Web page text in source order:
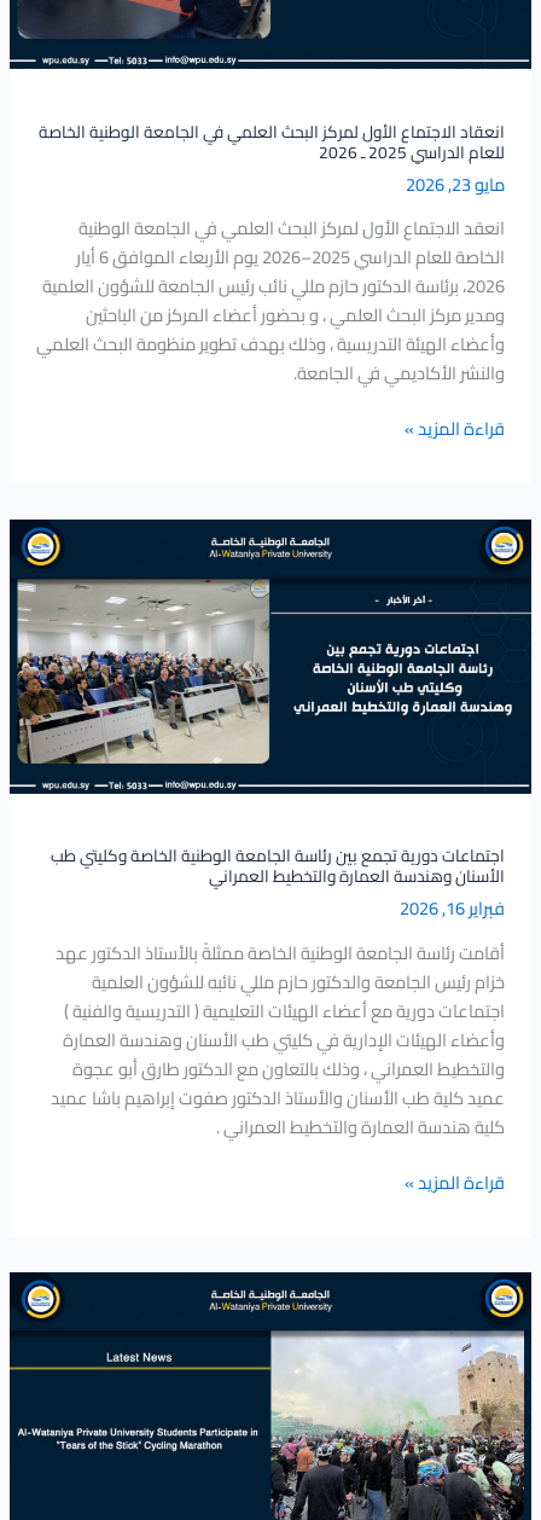
انعقاد الاجتماع الأول لمركز البحث العلمي في الجامعة الوطنية الخاصة
للعام الدراسي 2025 ـ 2026
مايو 23, 2026
انعقد الاجتماع الأول لمركز البحث العلمي في الجامعة الوطنية
الخاصة للعام الدراسي 2025–2026 يوم الأربعاء الموافق 6 أيار
2026، برئاسة الدكتور حازم مللي نائب رئيس الجامعة للشؤون العلمية
ومدير مركز البحث العلمي ، و بحضور أعضاء المركز من الباحثين
وأعضاء الهيئة التدريسية ، وذلك بهدف تطوير منظومة البحث العلمي
والنشر الأكاديمي في الجامعة.
الخاصة
الدراسي
2025
ـ
2026
قراءة المزيد »
اجتماعات دورية تجمع بين رئاسة الجامعة الوطنية الخاصة وكليتي طب
الأسنان وهندسة العمارة والتخطيط العمراني
فبراير 16, 2026
أقامت رئاسة الجامعة الوطنية الخاصة ممثلةً بالأستاذ الدكتور عهد
خزام رئيس الجامعة والدكتور حازم مللي نائبه للشؤون العلمية
اجتماعات دورية مع أعضاء الهيئات التعليمية ( التدريسية والفنية )
وأعضاء الهيئات الإدارية في كليتي طب الأسنان وهندسة العمارة
والتخطيط العمراني ، وذلك بالتعاون مع الدكتور طارق أبو عجوة
عميد كلية طب الأسنان والأستاذ الدكتور صفوت إبراهيم باشا عميد
كلية هندسة العمارة والتخطيط العمراني .
اجتماعات
دورية
تجمع
بين
رئاسة
الجامعة
الوطنية
طب
وهندسة
العمارة
والتخطيط
العمراني
قراءة المزيد »
طلاب
الجامعة
الوطنية
يشاركون
في
ماراثون
“عصيُّ
الدمع”